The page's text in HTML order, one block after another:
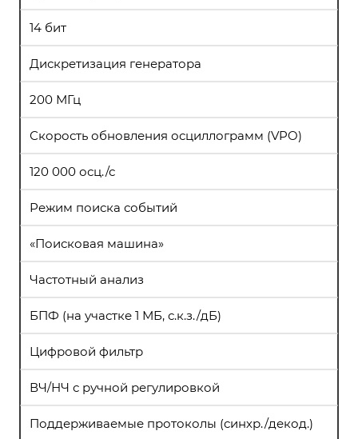
14 бит
Дискретизация генератора
200 МГц
Скорость обновления осциллограмм (VPO)
120 000 осц./с
Режим поиска событий
«Поисковая машина»
Частотный анализ
БПФ (на участке 1 МБ, с.к.з./дБ)
Цифровой фильтр
ВЧ/НЧ с ручной регулировкой
Поддерживаемые протоколы (синхр./декод.)